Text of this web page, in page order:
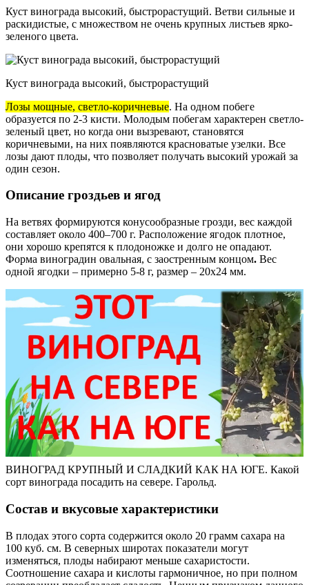
Куст винограда высокий, быстрорастущий. Ветви сильные и
раскидистые, с множеством не очень крупных листьев ярко-
зеленого цвета.
Куст винограда высокий, быстрорастущий
Лозы мощные, светло-коричневые. На одном побеге
образуется по 2-3 кисти. Молодым побегам характерен светло-
зеленый цвет, но когда они вызревают, становятся
коричневыми, на них появляются красноватые узелки. Все
лозы дают плоды, что позволяет получать высокий урожай за
один сезон.
Описание гроздьев и ягод
На ветвях формируются конусообразные грозди, вес каждой
составляет около 400–700 г. Расположение ягодок плотное,
они хорошо крепятся к плодоножке и долго не опадают.
Форма виноградин овальная, с заостренным концом. Вес
одной ягодки – примерно 5-8 г, размер – 20х24 мм.
ВИНОГРАД КРУПНЫЙ И СЛАДКИЙ КАК НА ЮГЕ. Какой
сорт винограда посадить на севере. Гарольд.
Состав и вкусовые характеристики
В плодах этого сорта содержится около 20 грамм сахара на
100 куб. см. В северных широтах показатели могут
изменяться, плоды набирают меньше сахаристости.
Соотношение сахара и кислоты гармоничное, но при полном